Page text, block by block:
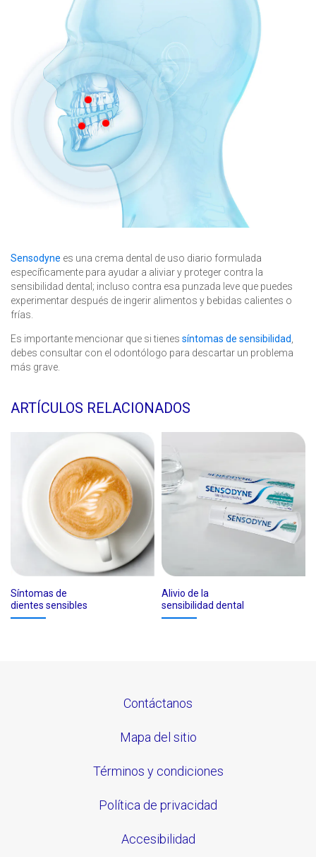
More
MoreMore
Sensodyne es una crema dental de uso diario formulada
específicamente para ayudar a aliviar y proteger contra la
sensibilidad dental; incluso contra esa punzada leve que puedes
experimentar después de ingerir alimentos y bebidas calientes o
frías.
Es importante mencionar que si tienes síntomas de sensibilidad
debes consultar con el odontólogo para descartar un problema
más grave.
ARTÍCULOS RELACIONADOS
Síntomas de
dientes sensibles
Alivio de la
sensibilidad dental
Contáctanos
Mapa del sitio
Términos y condiciones
Política de privacidad
Accesibilidad